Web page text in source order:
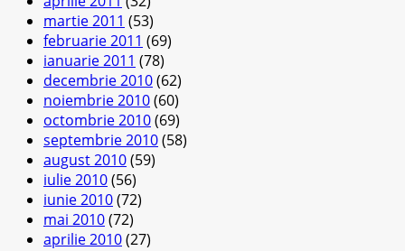
martie 2011 (53)
februarie 2011 (69)
ianuarie 2011 (78)
decembrie 2010(62)
noiembrie 2010(60)
octombrie 2010(69)
septembrie 2010(58)
august 2010(59)
iulie 2010(56)
iunie 2010(72)
mai 2010(72)
aprilie 2010(27)